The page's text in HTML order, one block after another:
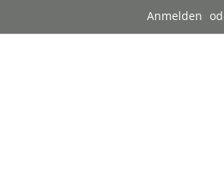
Anmelden